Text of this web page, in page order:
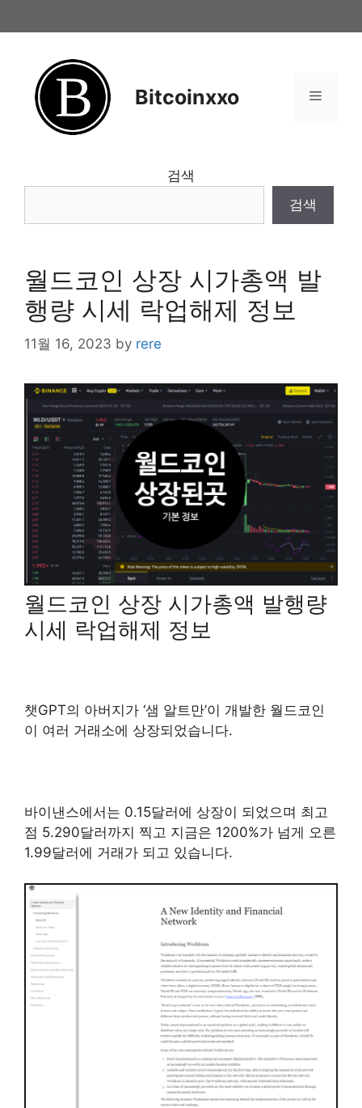
to
Bitcoinxxo Menu
검색
검색
월드코인 상장 시가총액 발
행량 시세 락업해제 정보
11월 16, 2023 by rere
월드코인 상장 시가총액 발행량
시세 락업해제 정보
챗GPT의 아버지가 ‘샘 알트만’이 개발한 월드코인
이 여러 거래소에 상장되었습니다.
바이낸스에서는 0.15달러에 상장이 되었으며 최고
점 5.290달러까지 찍고 지금은 1200%가 넘게 오른
1.99달러에 거래가 되고 있습니다.